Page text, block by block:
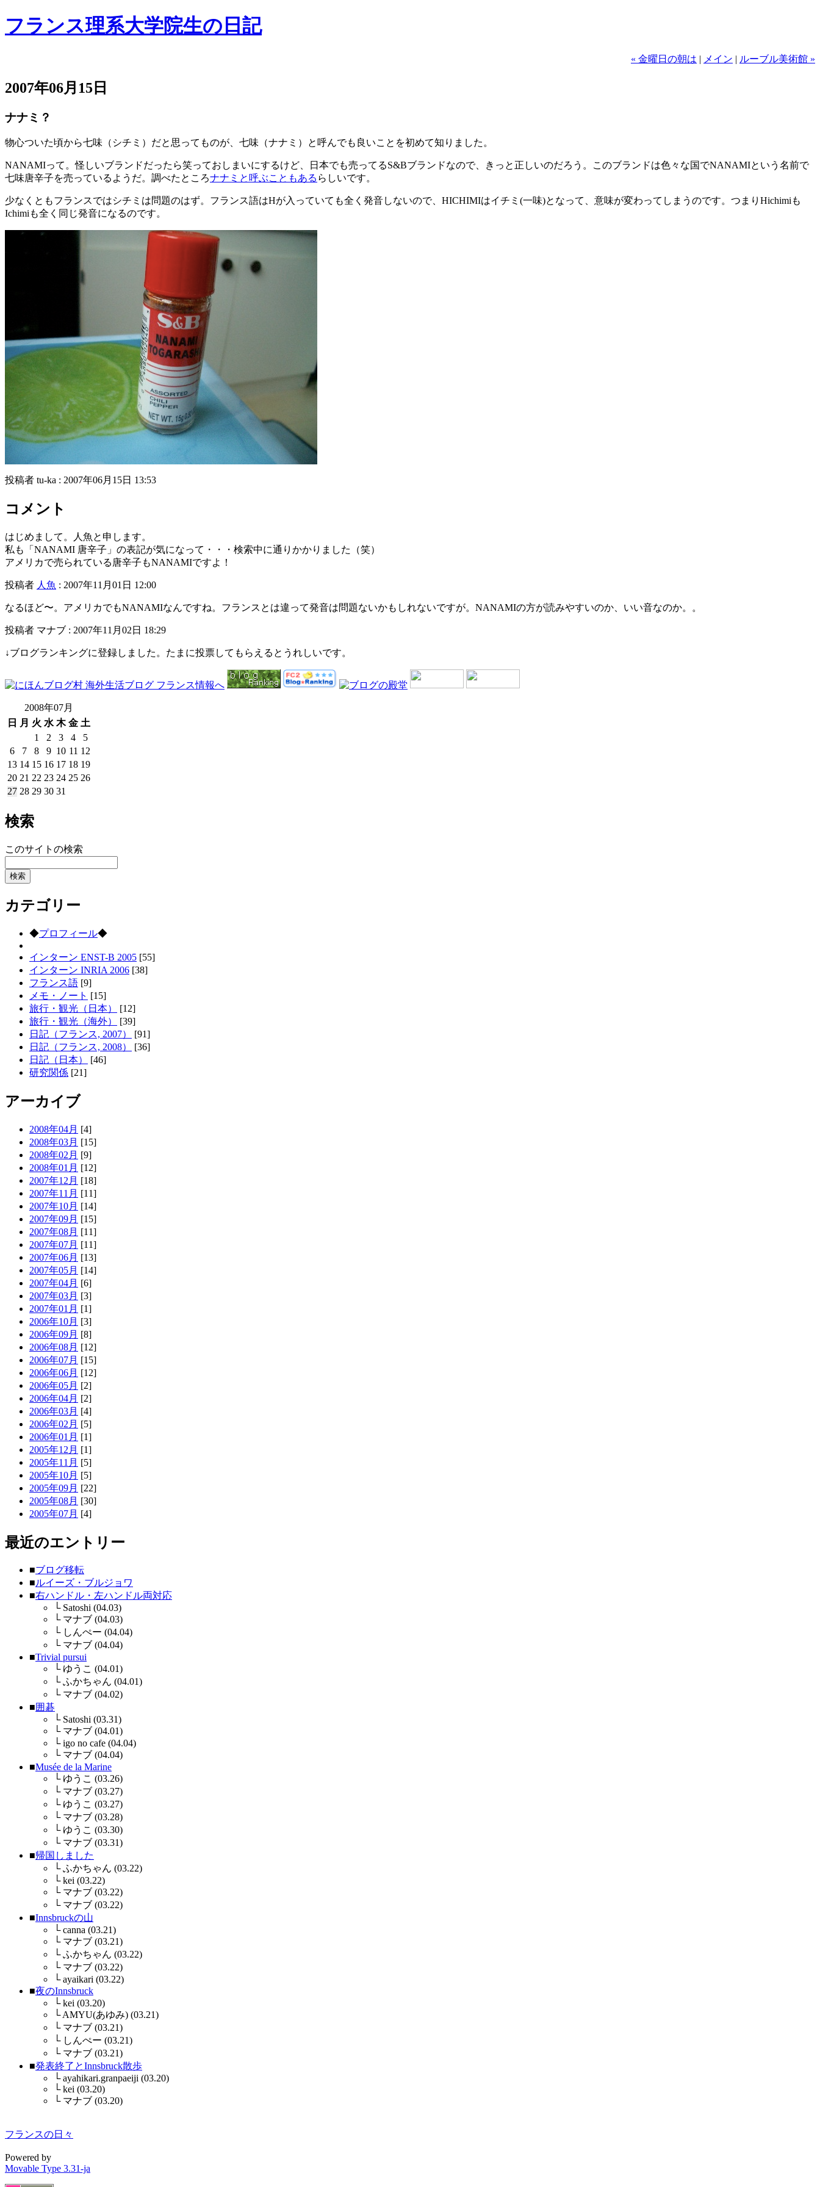
フランス理系大学院生の日記
« 金曜日の朝は | メイン | ルーブル美術館 »
2007年06月15日
ナナミ？
物心ついた頃から七味（シチミ）だと思ってものが、七味（ナナミ）と呼んでも良いことを初めて知りました。
NANAMIって。怪しいブランドだったら笑っておしまいにするけど、日本でも売ってるS&Bブランドなので、きっと正しいのだろう。このブランドは色々な国でNANAMIという名前で
七味唐辛子を売っているようだ。調べたところナナミと呼ぶこともある らしいです。
少なくともフランスではシチミは問題のはず。フランス語はHが入っていても全く発音しないので、HICHIMIはイチミ(一味)となって、意味が変わってしまうのです。つまりHichimiも
Ichimiも全く同じ発音になるのです。
投稿者 tu-ka : 2007年06月15日 13:53
コメント
はじめまして。人魚と申します。
私も「NANAMI 唐辛子」の表記が気になって・・・検索中に通りかかりました（笑）
アメリカで売られている唐辛子もNANAMIですよ！
投稿者 人魚 : 2007年11月01日 12:00
なるほど〜。アメリカでもNANAMIなんですね。フランスとは違って発音は問題ないかもしれないですが。NANAMIの方が読みやすいのか、いい音なのか。。
投稿者 マナブ : 2007年11月02日 18:29
↓ブログランキングに登録しました。たまに投票してもらえるとうれしいです。
2008年07月
日
月 火 水 木 金 土
1
2 3 4
5
6
7 8 9 10 11 12
13 14 15 16 17 18 19
20 21 22 23 24 25 26
27 28 29 30 31
検索
このサイトの検索
カテゴリー
◆プロフィール◆
インターン ENST-B 2005 [55]
インターン INRIA 2006 [38]
フランス語 [9]
メモ・ノート [15]
旅行・観光（日本）
[12]
旅行・観光（海外）
[39]
日記（フランス, 2007）
[91]
日記（フランス, 2008）
[36]
日記（日本）
[46]
研究関係 [21]
アーカイブ
2008年04月 [4]
2008年03月 [15]
2008年02月 [9]
2008年01月 [12]
2007年12月 [18]
2007年11月 [11]
2007年10月 [14]
2007年09月 [15]
2007年08月 [11]
2007年07月 [11]
2007年06月 [13]
2007年05月 [14]
2007年04月 [6]
2007年03月 [3]
2007年01月 [1]
2006年10月 [3]
2006年09月 [8]
2006年08月 [12]
2006年07月 [15]
2006年06月 [12]
2006年05月 [2]
2006年04月 [2]
2006年03月 [4]
2006年02月 [5]
2006年01月 [1]
2005年12月 [1]
2005年11月 [5]
2005年10月 [5]
2005年09月 [22]
2005年08月 [30]
2005年07月 [4]
最近のエントリー
■ブログ移転
■ルイーズ・ブルジョワ
■右ハンドル・左ハンドル両対応
└Satoshi (04.03)
└マナブ (04.03)
└しんぺー (04.04)
└マナブ (04.04)
■Trivial pursui
└ゆうこ (04.01)
└ふかちゃん (04.01)
└マナブ (04.02)
■囲碁
└Satoshi (03.31)
└マナブ (04.01)
└igo no cafe (04.04)
└マナブ (04.04)
■Musée de la Marine
└ゆうこ (03.26)
└マナブ (03.27)
└ゆうこ (03.27)
└マナブ (03.28)
└ゆうこ (03.30)
└マナブ (03.31)
■帰国しました
└ふかちゃん (03.22)
└kei (03.22)
└マナブ (03.22)
└マナブ (03.22)
■Innsbruckの山
└canna (03.21)
└マナブ (03.21)
└ふかちゃん (03.22)
└マナブ (03.22)
└ayaikari (03.22)
■夜のInnsbruck
└kei (03.20)
└AMYU(あゆみ) (03.21)
└マナブ (03.21)
└しんぺー (03.21)
└マナブ (03.21)
■発表終了とInnsbruck散歩
└ayahikari.granpaeiji (03.20)
└kei (03.20)
└マナブ (03.20)
フランスの日々
Powered by
Movable Type 3.31-ja